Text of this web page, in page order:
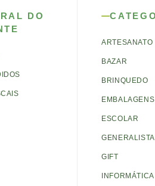
DO
ARTESANATO
BAZAR
BRINQUEDO
ESCOLAR
GENERALISTA
GIFT
INFORMÁTICA